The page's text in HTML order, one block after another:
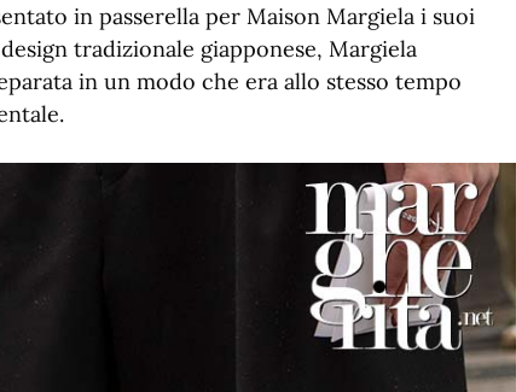
in passerella per Maison Margiela i suoi
tradizionale giapponese, Margiela
in un modo che era allo stesso tempo